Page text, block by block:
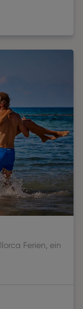
Ferien, ein